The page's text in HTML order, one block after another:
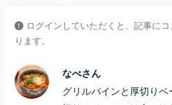
ログインしていただくと、記事に
ります。
なべさん
グリルパインと厚切り